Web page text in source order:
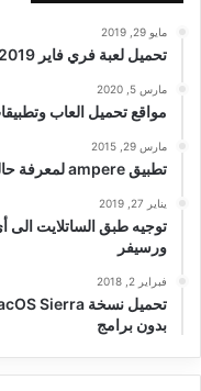
مايو 29, 2019
تحميل لعبة فري فاير Free Fire 2019 للاندرويد والكمبيوتر مجانا
مارس 5, 2020
مواقع تحميل العاب
مارس 29, 2015
تطبيق ampere لمعرفة حالة البطارية و سرعة الشحن
يناير 27, 2019
توجيه طبق الساتلايت الى
ورسيفر
فبراير 2, 2018
بدون برامج